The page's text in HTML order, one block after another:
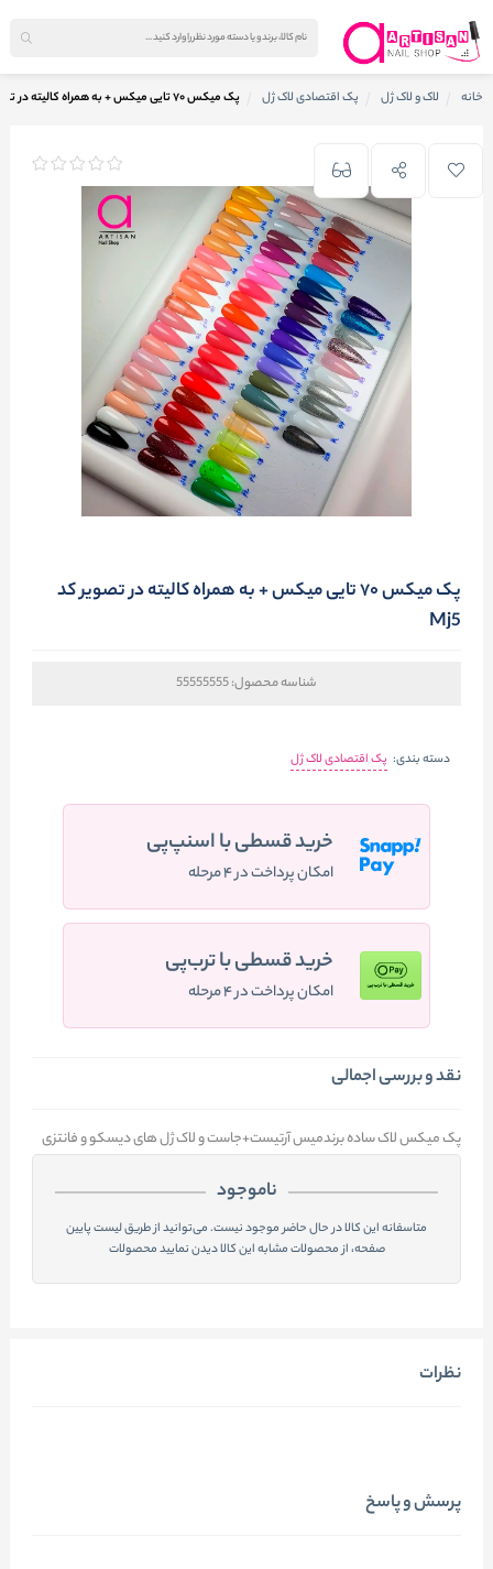
خانه لاک و لاک ژل پک اقتصادی لاک ژل پک میکس ۷۰ تایی میکس + به همراه کالیته در تصویر کد Mj5
پک میکس ۷۰ تایی میکس + به همراه کالیته در تصویر کد
Mj5
شناسه محصول:55555555
دسته بندی: پک اقتصادی لاک ژل
خرید قسطی با اسنپ‌پی
امکان پرداخت در ۴ مرحله
خرید قسطی با ترب‌پی
امکان پرداخت در ۴ مرحله
نقد و بررسی اجمالی
پک میکس لاک ساده برندمیس آرتیست+جاست و لاک ژل های دیسکو و فانتزی
ناموجود
متاسفانه این کالا در حال حاضر موجود نیست. می‌توانید از طریق لیست پایین
صفحه، از محصولات مشابه این کالا دیدن نمایید محصولات
نظرات
پرسش و پاسخ